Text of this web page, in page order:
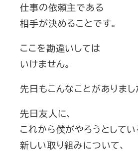
仕事の依頼主である
相手が決めることです。
ここを勘違いしては
いけません。
先日もこんなことがありまし
先日友人に、
これから僕がやろうとしてい
新しい取り組みについて、